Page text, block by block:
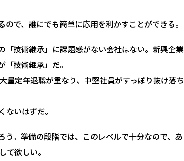
で、誰にでも簡単に応用を利かすことができる。
技術継承」に課題感がない会社はない。新興企業
技術継承」だ。
定年退職が重なり、中堅社員がすっぽり抜け落ち
いはずだ。
。準備の段階では、このレベルで十分なので、あ
欲しい。